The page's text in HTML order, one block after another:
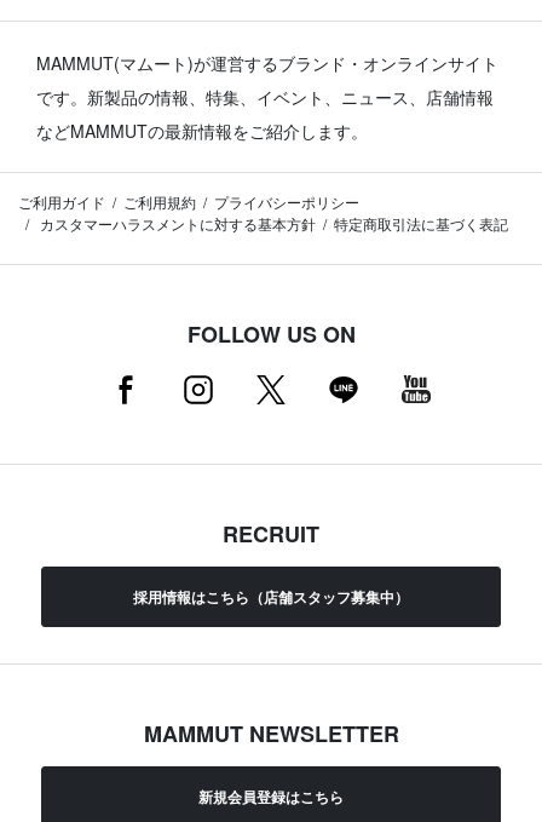
MAMMUT(マムート)が運営するブランド・オンラインサイト
です。 新製品の情報、特集、イベント、ニュース、店舗情報
などMAMMUTの最新情報をご紹介します。
ご利用ガイド ご利用規約
プライバシーポリシー
カスタマーハラスメントに対する基本方針
特定商取引法に基づく表記
FOLLOW US ON
RECRUIT
採用情報はこちら（店舗スタッフ募集中）
MAMMUT NEWSLETTER
新規会員登録はこちら